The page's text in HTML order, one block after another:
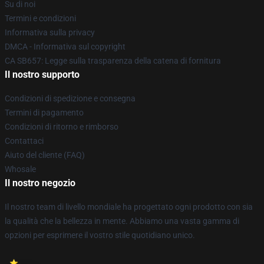
Su di noi
Termini e condizioni
Informativa sulla privacy
DMCA - Informativa sul copyright
CA SB657: Legge sulla trasparenza della catena di fornitura
Il nostro supporto
Condizioni di spedizione e consegna
Termini di pagamento
Condizioni di ritorno e rimborso
Contattaci
Aiuto del cliente (FAQ)
Whosale
Il nostro negozio
Il nostro team di livello mondiale ha progettato ogni prodotto con sia
la qualità che la bellezza in mente. Abbiamo una vasta gamma di
opzioni per esprimere il vostro stile quotidiano unico.